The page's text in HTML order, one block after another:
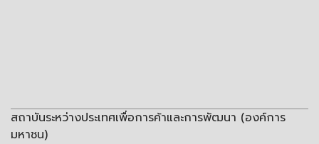
สถาบันระหว่างประเทศเพื่อการค้าและการพัฒนา (องค์การ
มหาชน)